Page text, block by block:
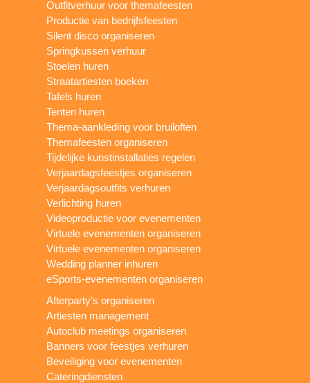
Outfitverhuur voor themafeesten
Productie van bedrijfsfeesten
Silent disco organiseren
Springkussen verhuur
Stoelen huren
Straatartiesten boeken
Tafels huren
Tenten huren
Thema-aankleding voor bruiloften
Themafeesten organiseren
Tijdelijke kunstinstallaties regelen
Verjaardagsfeestjes organiseren
Verjaardagsoutfits verhuren
Verlichting huren
Videoproductie voor evenementen
Virtuele evenementen organiseren
Virtuele evenementen organiseren
Wedding planner inhuren
eSports-evenementen organiseren
Afterparty’s organiseren
Artiesten management
Autoclub meetings organiseren
Banners voor feestjes verhuren
Beveiliging voor evenementen
Cateringdiensten